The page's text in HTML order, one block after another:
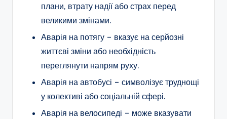
плани, втрату надії або страх перед
великими змінами.
Аварія на потягу – вказує на серйозні
життєві зміни або необхідність
переглянути напрям руху.
Аварія на автобусі – символізує труднощі
у колективі або соціальній сфері.
Аварія на велосипеді – може вказувати